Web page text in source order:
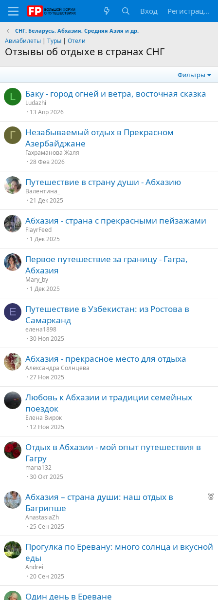
Вход Регистрация
СНГ: Беларусь, Абхазия, Средняя Азия и др.
Авиабилеты | Туры | Отели
Отзывы об отдыхе в странах СНГ
Фильтры
L Баку - город огней и ветра, восточная сказка
Ludazhi
13 Апр 2026
Г
Незабываемый отдых в Прекрасном
Азербайджане
Гахраманова Жаля
28 Фев 2026
Путешествие в страну души - Абхазию
Валентина_
21 Дек 2025
Абхазия - страна с прекрасными пейзажами
FlayrFeed
1 Дек 2025
Первое путешествие за границу - Гагра,
Абхазия
Mary_by
1 Дек 2025
Е
Путешествие в Узбекистан: из Ростова в
Самарканд
елена1898
30 Ноя 2025
Абхазия - прекрасное место для отдыха
Александра Солнцева
27 Ноя 2025
Любовь к Абхазии и традиции семейных
поездок
Елена Вирок
12 Ноя 2025
Отдых в Абхазии - мой опыт путешествия в
Гагру
maria132
30 Окт 2025
Р
е
Абхазия – страна души: наш отдых в
Багрипше
AnastasiaZh
25 Сен 2025
Прогулка по Еревану: много солнца и вкусной
еды
Andrei
20 Сен 2025
Один день в Ереване